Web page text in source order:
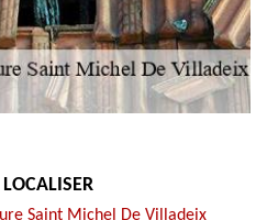
Saint Michel De Villadeix